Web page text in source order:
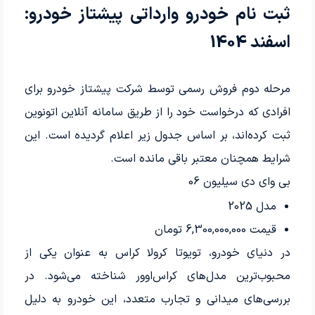
ثبت نام خودرو وارداتی پیشتاز خودرو:
اسفند 1404
مرحله دوم فروش رسمی توسط شرکت پیشتاز خودرو برای
افرادی که درخواست خود را از طریق سامانه آنلاین اتونوین
ثبت کرده‌اند، بر اساس جدول زیر اعلام گردیده است. این
شرایط همچنان معتبر باقی مانده است.
بی وای دی سیلیون 06
مدل 2025
قیمت 6,300,000,000 تومان
در دنیای خودرو، تویوتا کرولا کراس به عنوان یکی از
محبوب‌ترین مدل‌های کراس‌اوور شناخته می‌شود. در
بررسی‌های میدانی و تجارب متعدد، این خودرو به دلیل